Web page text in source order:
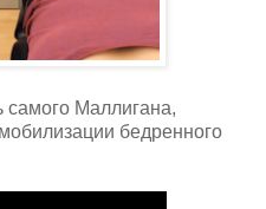
самого Маллигана,
бедренного